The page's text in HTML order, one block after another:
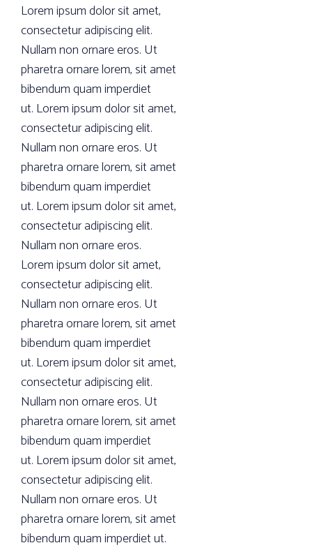
Lorem ipsum dolor sit amet,
consectetur adipiscing elit.
Nullam non ornare eros. Ut
pharetra ornare lorem, sit amet
bibendum quam imperdiet
ut. Lorem ipsum dolor sit amet,
consectetur adipiscing elit.
Nullam non ornare eros. Ut
pharetra ornare lorem, sit amet
bibendum quam imperdiet
ut. Lorem ipsum dolor sit amet,
consectetur adipiscing elit.
Nullam non ornare eros.
Lorem ipsum dolor sit amet,
consectetur adipiscing elit.
Nullam non ornare eros. Ut
pharetra ornare lorem, sit amet
bibendum quam imperdiet
ut. Lorem ipsum dolor sit amet,
consectetur adipiscing elit.
Nullam non ornare eros. Ut
pharetra ornare lorem, sit amet
bibendum quam imperdiet
ut. Lorem ipsum dolor sit amet,
consectetur adipiscing elit.
Nullam non ornare eros. Ut
pharetra ornare lorem, sit amet
bibendum quam imperdiet ut.